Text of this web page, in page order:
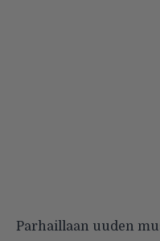
Parhaillaan uuden